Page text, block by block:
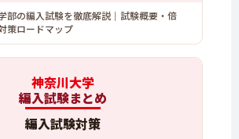
部の編入試験を徹底解説｜試験概要・倍
策ロードマップ
神奈川大学
編入試験まとめ
編入試験対策